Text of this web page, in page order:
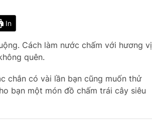
In
Cách làm nước chấm với hương vị
quên.
chắn có vài lần bạn cũng muốn thử
bạn một món đồ chấm trái cây siêu